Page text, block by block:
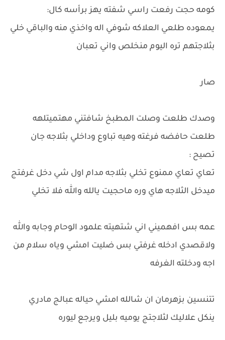
كومه حجت رفعت راسي شفته يهز برأسه كال:
يمعوده طلعي العلاكه شوفي اله واخذي منه والباقي خلي
بثلاجتهم تره اليوم منخلص واني تعبان
صار
وصدك طلعت وصلت المطبخ شافتني مهتميتلهه
طلعت حافضه فرغته وهيه تباوع وداخلي بثلاجه جان
تصيح :
تعاي تعاي ممنوع تخلي بثلاجه مدام اول شي دخل غرفتج
ميدخل الثلاجه هاي وره ماحجيت يالله والله فلا تخلي
عمه بس افهميني اني شتهيته علمود الوحام وجابه والله
ولاقصدي ادخله غرفتي بس ضليت امشي وياه سلام من
اجه ودخلته الغرفه
تتنسين بزهرمان ان شالله امشي حياله عبالج مادري
ينكل علاليك لثلاجتج يوميه بليل ويرجع ليوره